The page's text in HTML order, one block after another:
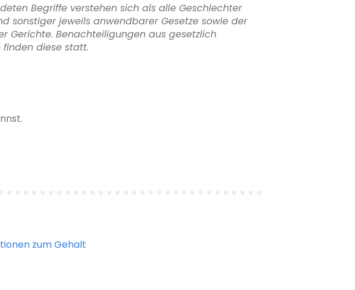
Begriffe verstehen sich als alle Geschlechter
sonstiger jeweils anwendbarer Gesetze sowie der
Gerichte. Benachteiligungen aus gesetzlich
diese statt.
zum Gehalt